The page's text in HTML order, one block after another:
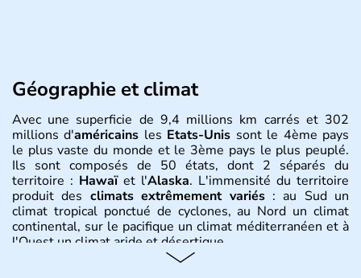
Géographie et climat
Avec une superficie de 9,4 millions km carrés et 302
millions d'américains les Etats-Unis sont le 4ème pays
le plus vaste du monde et le 3ème pays le plus peuplé.
Ils sont composés de 50 états, dont 2 séparés du
territoire : Hawaïet l'Alaska. L'immensité du territoire
produit des climats extrêmement variés: au Sud un
climat tropical ponctué de cyclones, au Nord un climat
continental, sur le pacifique un climat méditerranéen et à
l'Ouest un climat aride et désertique.